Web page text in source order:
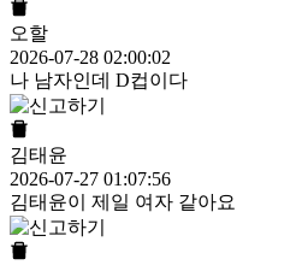
오할
2026-07-28 02:00:02
나 남자인데 D컵이다
김태윤
2026-07-27 01:07:56
김태윤이 제일 여자 같아요